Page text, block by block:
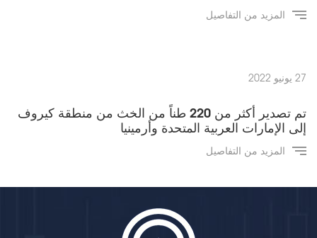
المزيد من التفاصيل
27 يونيو 2022
تم تصدير أكثر من 220 طناً من الخث من منطقة كيروف
إلى الإمارات العربية المتحدة وأرمينيا
المزيد من التفاصيل